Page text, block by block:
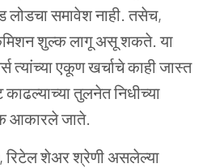
लोडचा समावेश नाही. तसेच,
शुल्क लागू असू शकते. या
त्यांच्या एकूण खर्चाचे काही जास्त
तुलनेत निधीच्या
आकारले जाते.
रिटेल शेअर श्रेणी असलेल्या